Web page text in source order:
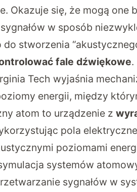
Okazuje się, że mogą one
w sposób
do stworzenia
fale dźwiękowe.
Tech wyjaśnia
energii, między
atom to urządzenie z
pola
poziomami
systemów
sygnałów w